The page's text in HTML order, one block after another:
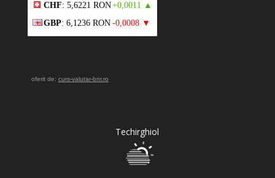
CHF: 5,6221 RON+0,0011 ▲
GBP: 6,1236 RON -0,0008 ▼
oferit de: curs-valutar-bnr.ro
Techirghiol